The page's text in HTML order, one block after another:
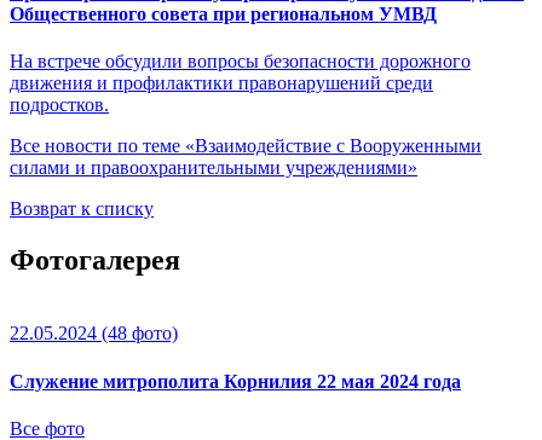
Общественного совета при региональном УМВД
На встрече обсудили вопросы безопасности дорожного
движения и профилактики правонарушений среди
подростков.
Все новости по теме «Взаимодействие с Вооруженными
силами и правоохранительными учреждениями»
Возврат к списку
Фотогалерея
22.05.2024 (48 фото)
Служение митрополита Корнилия 22 мая 2024 года
Все фото